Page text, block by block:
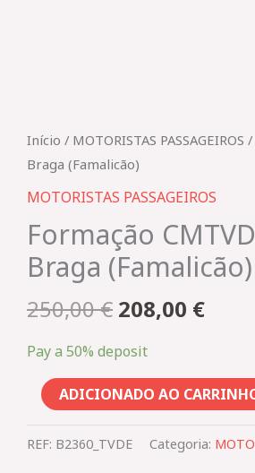
Início / MOTORISTAS PASSAGEIROS /
Braga (Famalicão)
MOTORISTAS PASSAGEIROS
Formação
Braga (Famalicão)
250,00€
O
preço
original
era:
250,00 €.
208,00 €
O
atual
é:
Pay a 50% deposit
Quantidade
de
Formação
Inicial
2360_TVDE
(Famalicão)
ADICIONADO AO
REF: B2360_TVDE Categoria: